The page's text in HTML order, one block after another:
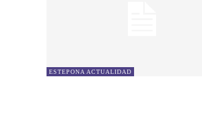
ESTEPONA ACTUALIDAD